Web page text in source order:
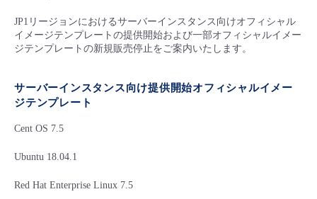
管理機能
すべてのメニューを見る
サポート
管理機能
すべてのメニューを見る
IoT
モニタリング/監査
サポート
■ セットアップガイド
- 初期設定・確認
- 登録情報の管理
- データと分析
- IoT
- マルチクラウド利用
故障/メンテナンス履歴
メンテナンス予定
定期メンテナンス
パートナー
販売パートナー向けプログラム
協業パートナー
トレーニング/操作動画
脱炭素化
JP1リージョンにおけるサーバーインスタンス向けオフィシャル
イメージテンプレートの提供開始および一部オフィシャルイメー
ジテンプレートの新規販売停止をご案内いたします。
サーバーインスタンス向け提供開始オフィシャルイメー
ジテンプレート
Cent OS 7.5
Ubuntu 18.04.1
Red Hat Enterprise Linux 7.5